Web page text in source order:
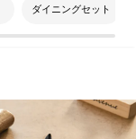
ダイニングセット